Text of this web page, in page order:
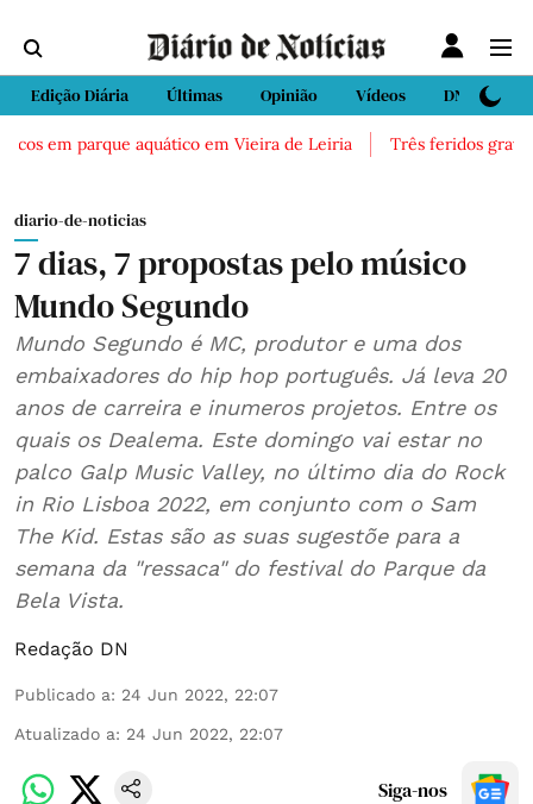
Edição Diária Últimas Opinião Vídeos DN Sport
em parque aquático em Vieira de Leiria Três feridos graves
diario-de-noticias
7 dias, 7 propostas pelo músico
Mundo Segundo
Mundo Segundo é MC, produtor e uma dos
embaixadores do hip hop português. Já leva 20
anos de carreira e inumeros projetos. Entre os
quais os Dealema. Este domingo vai estar no
palco Galp Music Valley, no último dia do Rock
in Rio Lisboa 2022, em conjunto com o Sam
The Kid. Estas são as suas sugestõe para a
semana da "ressaca" do festival do Parque da
Bela Vista.
Redação DN
Publicado a: 24 Jun 2022, 22:07
Atualizado a: 24 Jun 2022, 22:07
Siga-nos